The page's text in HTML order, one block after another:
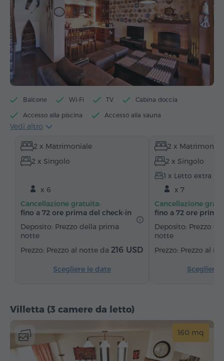
Balcone Wi-Fi TV Cabina doccia
Accesso alla piscina Accesso alla sauna
Accesso al biliardo
Articoli da toeletta Accappatoio
Pantofole Riscaldamento
Zona salotto
Zona pranzo Divano
Poltrona Sedia Canali satellitari
Moquette Pavimenti in parquet Cucinino
Frigorifero
Vedi altro
2 x Matrimoniale
2 x Singolo
x 6
Cancellazione gratuita:
fino a 72 ore prima del check‑in
Deposito: Prezzo della prima
notte
Prezzo al notte da 216 USD
Scegliere le date
2 x
2 x Singolo
1 x Letto extra
x 7
Cancellazione
fino a 72 ore prima
Deposito: Prezzo
notte
Prezzo al
Scegliere
Villetta (3 camere da letto)
160 mq